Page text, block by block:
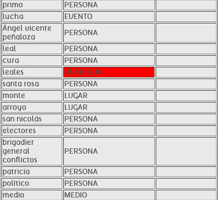
primo
PERSONA
lucha
EVENTO
Ángel vicente
peñaloza
PERSONA
leal
PERSONA
cura
PERSONA
leales
UNKNOWN
santa rosa
PERSONA
monte
LUGAR
arroyo
LUGAR
san nicolás
PERSONA
electores
PERSONA
brigadier
general
conflictos
PERSONA
patricia
PERSONA
político
PERSONA
medio
MEDIO